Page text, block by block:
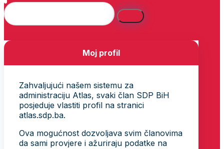
Moj profil
Zahvaljujući našem sistemu za
administraciju Atlas, svaki član SDP BiH
posjeduje vlastiti profil na stranici
atlas.sdp.ba.
Ova mogućnost dozvoljava svim članovima
da sami provjere i ažuriraju podatke na